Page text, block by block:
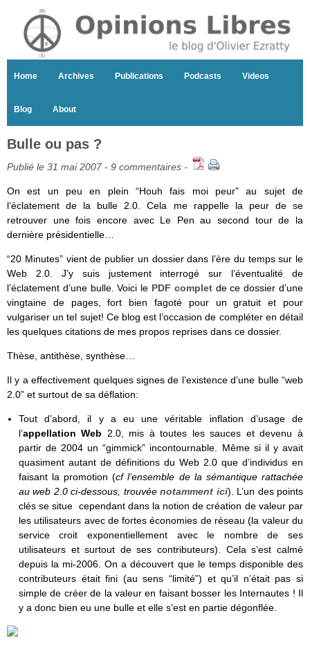
Home Archives Publications Podcasts Videos
Blog About
Bulle ou pas ?
Publié le 31 mai 2007 - 9 commentaires -
On est un peu en plein “Houh fais moi peur” au sujet de
l’éclatement de la bulle 2.0. Cela me rappelle la peur de se
retrouver une fois encore avec Le Pen au second tour de la
dernière présidentielle…
“20 Minutes” vient de publier un dossier dans l’ère du temps sur le
Web 2.0. J’y suis justement interrogé sur l’éventualité de
l’éclatement d’une bulle. Voici le PDF complet de ce dossier d’une
vingtaine de pages, fort bien fagoté pour un gratuit et pour
vulgariser un tel sujet! Ce blog est l’occasion de compléter en détail
les quelques citations de mes propos reprises dans ce dossier.
Thèse, antithèse, synthèse…
Il y a effectivement quelques signes de l’existence d’une bulle “web
2.0” et surtout de sa déflation:
Tout d’abord, il y a eu une véritable inflation d’usage de
l’appellation Web 2.0, mis à toutes les sauces et devenu à
partir de 2004 un “gimmick” incontournable. Même si il y avait
quasiment autant de définitions du Web 2.0 que d’individus en
faisant la promotion (cf l’ensemble de la sémantique rattachée
au web 2.0 ci-dessous, trouvéenotamment ici). L’un des points
clés se situe cependant dans la notion de création de valeur par
les utilisateurs avec de fortes économies de réseau (la valeur du
service croit exponentiellement avec le nombre de ses
utilisateurs et surtout de ses contributeurs). Cela s’est calmé
depuis la mi-2006. On a découvert que le temps disponible des
contributeurs était fini (au sens “limité”) et qu’il n’était pas si
simple de créer de la valeur en faisant bosser les Internautes ! Il
y a donc bien eu une bulle et elle s’est en partie dégonflée.